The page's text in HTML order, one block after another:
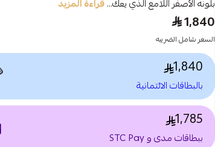
بلونه الأصفر اللامع الذي يعك...قراءة المزيد
1,840
السعر شامل الضريبه
1,840
بالبطاقات الائتمانية
1,785
ببطاقات مدى و STC Pay